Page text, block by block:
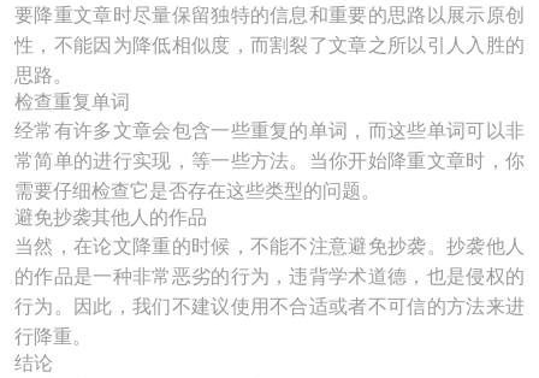
要降重文章时尽量保留独特的信息和重要的思路以展示原创
性，不能因为降低相似度，而割裂了文章之所以引人入胜的
思路。
检查重复单词
经常有许多文章会包含一些重复的单词，而这些单词可以非
常简单的进行实现，等一些方法。当你开始降重文章时，你
需要仔细检查它是否存在这些类型的问题。
避免抄袭其他人的作品
当然，在论文降重的时候，不能不注意避免抄袭。抄袭他人
的作品是一种非常恶劣的行为，违背学术道德，也是侵权的
行为。因此，我们不建议使用不合适或者不可信的方法来进
行降重。
结论